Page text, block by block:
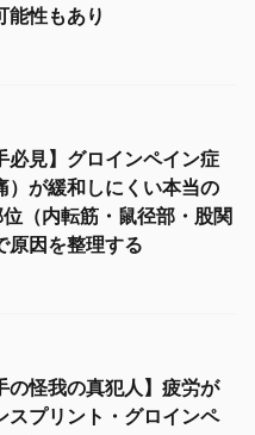
能性もあり
必見】グロインペイン症
）が緩和しにくい本当の
（内転筋・鼠径部・股関
原因を整理する
の怪我の真犯人】疲労が
スプリント・グロインペ